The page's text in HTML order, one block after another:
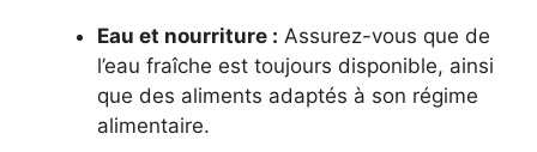
Eau et nourriture : Assurez-vous que de
l’eau fraîche est toujours disponible, ainsi
que des aliments adaptés à son régime
alimentaire.